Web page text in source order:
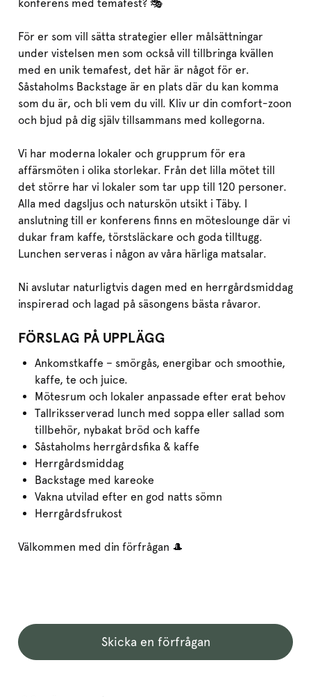
konferens med temafest? 🎭
För er som vill sätta strategier eller målsättningar
under vistelsen men som också vill tillbringa kvällen
med en unik temafest, det här är något för er.
Såstaholms Backstage är en plats där du kan komma
som du är, och bli vem du vill. Kliv ur din comfort-zoon
och bjud på dig själv tillsammans med kollegorna.
Vi har moderna lokaler och grupprum för era
affärsmöten i olika storlekar. Från det lilla mötet till
det större har vi lokaler som tar upp till 120 personer.
Alla med dagsljus och naturskön utsikt i Täby. I
anslutning till er konferens finns en möteslounge där vi
dukar fram kaffe, törstsläckare och goda tilltugg.
Lunchen serveras i någon av våra härliga matsalar.
Ni avslutar naturligtvis dagen med en herrgårdsmiddag
inspirerad och lagad på säsongens bästa råvaror.
FÖRSLAG PÅ UPPLÄGG
Ankomstkaffe – smörgås, energibar och smoothie,
kaffe, te och juice.
Mötesrum och lokaler anpassade efter erat behov
Tallriksserverad lunch med soppa eller sallad som
tillbehör, nybakat bröd och kaffe
Såstaholms herrgårdsfika & kaffe
Herrgårdsmiddag
Backstage med kareoke
Vakna utvilad efter en god natts sömn
Herrgårdsfrukost
Välkommen med din förfrågan 🎩
Skicka en förfrågan